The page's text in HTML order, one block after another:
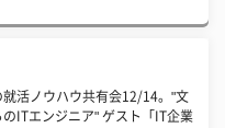
就活ノウハウ共有会12/14。"文
のITエンジニア" ゲスト「IT企業